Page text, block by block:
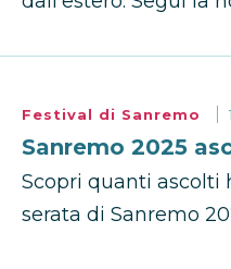
Festival di Sanremo
Sanremo 2025
Scopri quanti ascolti
serata di Sanremo